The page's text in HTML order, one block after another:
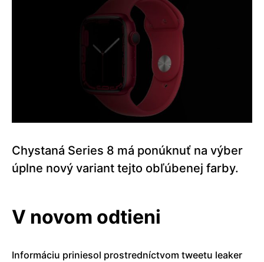
Chystaná Series 8 má ponúknuť na výber
úplne nový variant tejto obľúbenej farby.
V novom odtieni
Informáciu priniesol prostredníctvom tweetu leaker